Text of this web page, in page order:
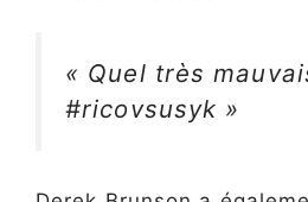
« Quel très
#ricovsusyk »